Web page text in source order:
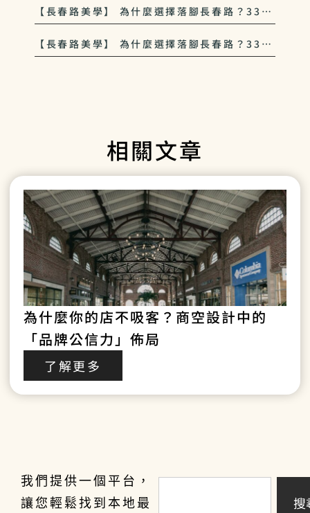
【長春路美學】 為什麼選擇落腳長春路？33西
服對中山區紳士文化的致敬
【長春路美學】 為什麼選擇落腳長春路？33西
服對中山區紳士文化的致敬
相關文章
為什麼你的店不吸客？商空設計中的
「品牌公信力」佈局
了解更多
我們提供一個平台，
讓您輕鬆找到本地最
搜